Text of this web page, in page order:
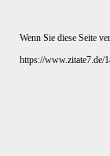
Wenn Sie diese Seite
https://www.zitate7.de/